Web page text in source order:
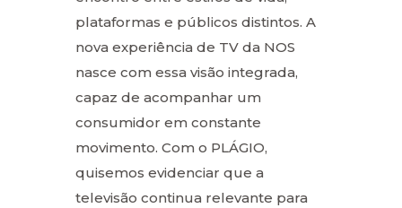
plataformas e públicos distintos. A
nova experiência de TV da NOS
nasce com essa visão integrada,
capaz de acompanhar um
consumidor em constante
movimento. Com o PLÁGIO,
quisemos evidenciar que a
televisão continua relevante para